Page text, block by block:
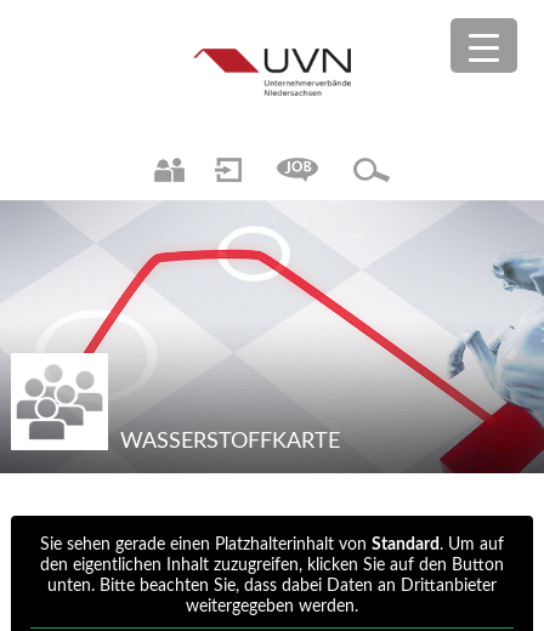
WASSERSTOFFKARTE
Sie sehen gerade einen Platzhalterinhalt von Standard. Um auf
den eigentlichen Inhalt zuzugreifen, klicken Sie auf den Button
unten. Bitte beachten Sie, dass dabei Daten an Drittanbieter
weitergegeben werden.